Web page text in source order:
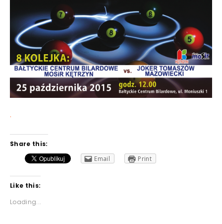
.
Share this:
Email
Print
Like this:
Loading...